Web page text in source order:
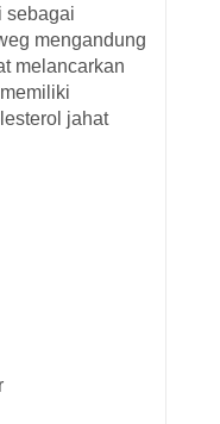
sebagai
mengandung
melancarkan
jahat